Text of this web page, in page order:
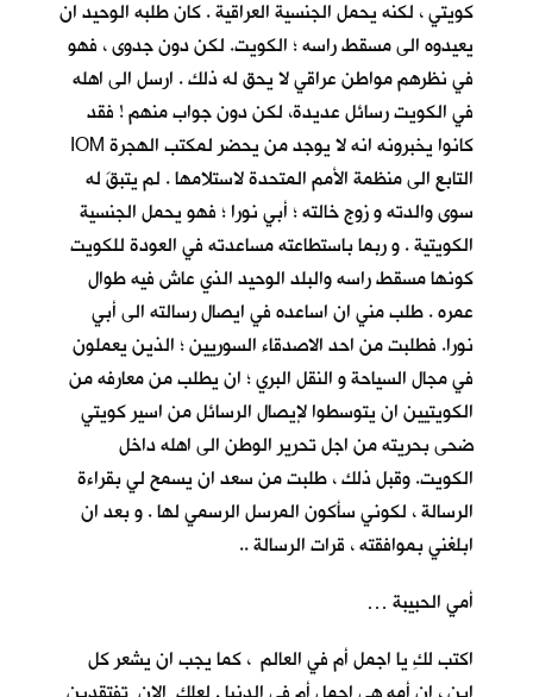
كويتي ، لكنه يحمل الجنسية العراقية . كان طلبه الوحيد ان
يعيدوه الى مسقط راسه ؛ الكويت. لكن دون جدوى ، فهو
في نظرهم مواطن عراقي لا يحق له ذلك . ارسل الى اهله
في الكويت رسائل عديدة، لكن دون جواب منهم ! فقد
كانوا يخبرونه انه لا يوجد من يحضر لمكتب الهجرة IOM
التابع الى منظمة الأمم المتحدة لاستلامها . لم يتبقَ له
سوى والدته و زوج خالته ؛ أبي نورا ؛ فهو يحمل الجنسية
الكويتية . و ربما باستطاعته مساعدته في العودة للكويت
كونها مسقط راسه والبلد الوحيد الذي عاش فيه طوال
عمره . طلب مني ان اساعده في ايصال رسالته الى أبي
نورا. فطلبت من احد الاصدقاء السوريين ؛ الذين يعملون
في مجال السياحة و النقل البري ؛ ان يطلب من معارفه من
الكويتيين ان يتوسطوا لإيصال الرسائل من اسير كويتي
ضحى بحريته من اجل تحرير الوطن الى اهله داخل
الكويت. وقبل ذلك ، طلبت من سعد ان يسمح لي بقراءة
الرسالة ، لكوني سأكون المرسل الرسمي لها . و بعد ان
ابلغني بموافقته ، قرات الرسالة ..
أمي الحبيبة …
اكتب لكِ يا اجمل أم في العالم ، كما يجب ان يشعر كل